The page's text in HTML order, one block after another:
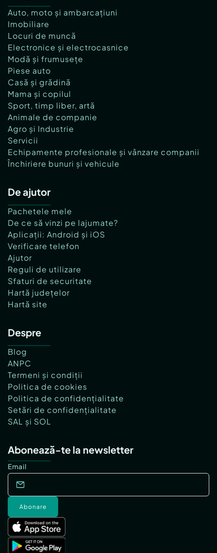
Auto, moto și ambarcațiuni
Imobiliare
Locuri de muncă
Electronice și electrocasnice
Modă și frumusețe
Piese auto
Casă și grădină
Mama și copilul
Sport, timp liber, artă
Animale de companie
Agro și Industrie
Servicii
Echipamente profesionale și vânzare companii
Închiriere bunuri și vehicule
De ajutor
Pachetele mele
De ce să vinzi pe lajumate?
Aplicații: Android și iOS
Verificare telefon
Ajutor
Reguli de utilizare
Sfaturi de securitate
Hartă județelor
Hartă site
Despre
Blog
ANPC
Termeni și condiții
Politica de cookies
Politica de confidențialitate
Setări de confidențialitate
SAL și SOL
Abonează-te la newsletter
Email
Abonare